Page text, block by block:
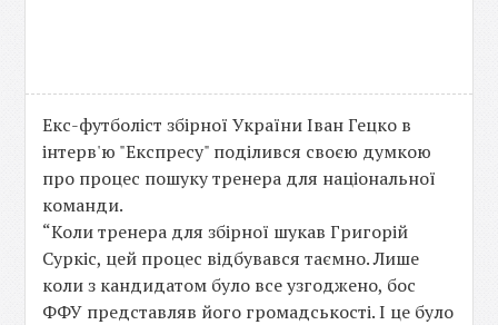
Екс-футболіст збірної України Іван Гецко в
інтерв'ю "Експресу" поділився своєю думкою
про процес пошуку тренера для національної
команди.
“Коли тренера для збірної шукав Григорій
Суркіс, цей процес відбувався таємно. Лише
коли з кандидатом було все узгоджено, бос
ФФУ представляв його громадськості. І це було